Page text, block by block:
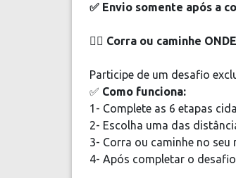
✅ Envio somente após a
🚶‍♂️ Corra ou caminhe
Participe de um desafio
✅ Como funciona:
1- Complete as 6 etapas
2- Escolha uma das
3- Corra ou caminhe no
4- Após completar o